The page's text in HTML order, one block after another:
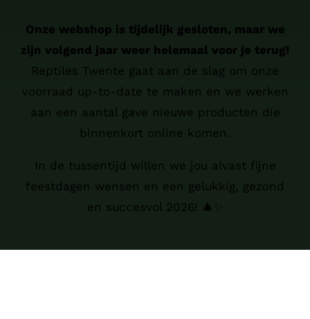
Onze webshop is tijdelijk gesloten, maar we
zijn volgend jaar weer helemaal voor je terug!
Reptiles Twente gaat aan de slag om onze
voorraad up-to-date te maken en we werken
aan een aantal gave nieuwe producten die
binnenkort online komen.
In de tussentijd willen we jou alvast fijne
feestdagen wensen en een gelukkig, gezond
en succesvol 2026! 🎄✨